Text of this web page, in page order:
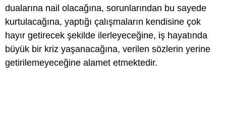
dualarına nail olacağına, sorunlarından bu sayede
kurtulacağına, yaptığı çalışmaların kendisine çok
hayır getirecek şekilde ilerleyeceğine, iş hayatında
büyük bir kriz yaşanacağına, verilen sözlerin yerine
getirilemeyeceğine alamet etmektedir.